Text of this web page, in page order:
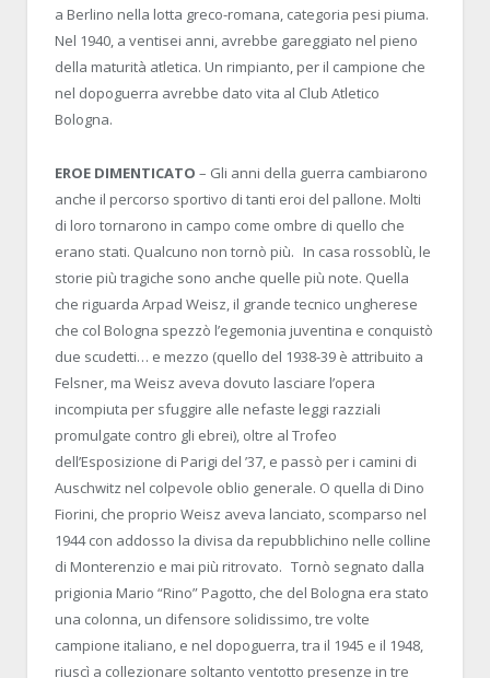
a Berlino nella lotta greco-romana, categoria pesi piuma.
Nel 1940, a ventisei anni, avrebbe gareggiato nel pieno
della maturità atletica. Un rimpianto, per il campione che
nel dopoguerra avrebbe dato vita al Club Atletico
Bologna.
EROE DIMENTICATO – Gli anni della guerra cambiarono
anche il percorso sportivo di tanti eroi del pallone. Molti
di loro tornarono in campo come ombre di quello che
erano stati. Qualcuno non tornò più. In casa rossoblù, le
storie più tragiche sono anche quelle più note. Quella
che riguarda Arpad Weisz, il grande tecnico ungherese
che col Bologna spezzò l’egemonia juventina e conquistò
due scudetti… e mezzo (quello del 1938-39 è attribuito a
Felsner, ma Weisz aveva dovuto lasciare l’opera
incompiuta per sfuggire alle nefaste leggi razziali
promulgate contro gli ebrei), oltre al Trofeo
dell’Esposizione di Parigi del ’37, e passò per i camini di
Auschwitz nel colpevole oblio generale. O quella di Dino
Fiorini, che proprio Weisz aveva lanciato, scomparso nel
1944 con addosso la divisa da repubblichino nelle colline
di Monterenzio e mai più ritrovato. Tornò segnato dalla
prigionia Mario “Rino” Pagotto, che del Bologna era stato
una colonna, un difensore solidissimo, tre volte
campione italiano, e nel dopoguerra, tra il 1945 e il 1948,
riuscì a collezionare soltanto ventotto presenze in tre